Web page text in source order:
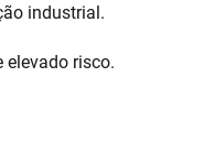
industrial.
risco.